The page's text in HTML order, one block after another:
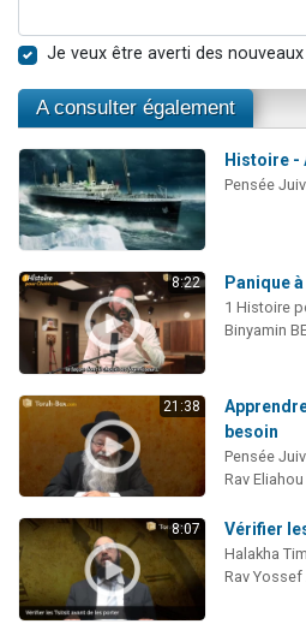
Je veux être averti des
A consulter également
Histoire -
Pensée
8:22 Panique
1 Histoire
Binyamin
21:38
besoin
Pensée
Rav
8:07 Vérifier
Halakha
Rav Yossef